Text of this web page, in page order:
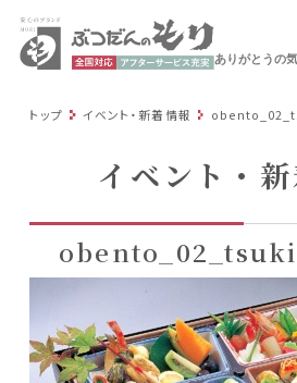
ありがとうの
トップ イベント・新着情報
イベント・
obento_02_tsuki